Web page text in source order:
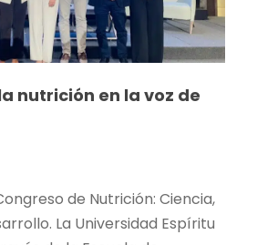
nutrición en la voz de
de Nutrición: Ciencia,
La Universidad Espíritu